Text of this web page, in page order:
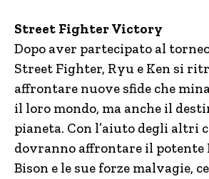
Street Fighter Victory
Dopo aver partecipato al
Street Fighter, Ryu e Ken si
affrontare nuove sfide che
il loro mondo, ma anche il
pianeta. Con l’aiuto degli altri
dovranno affrontare il potente
Bison e le sue forze malvagie,